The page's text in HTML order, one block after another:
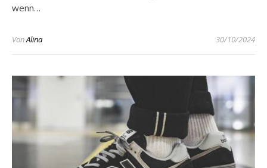
wenn…
VonAlina 30/10/2024